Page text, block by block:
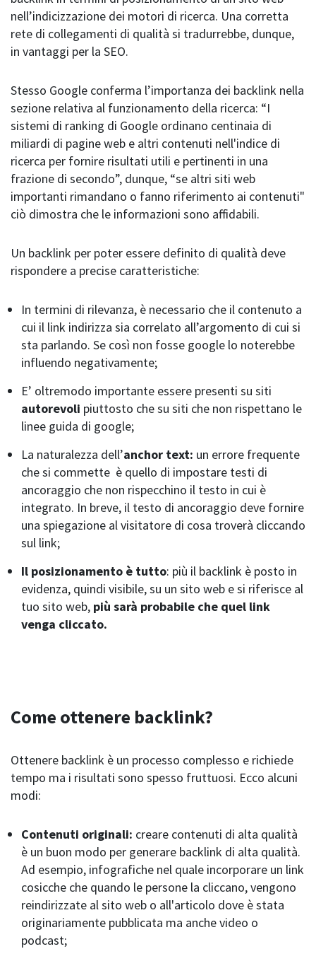
nell’indicizzazione dei motori di ricerca. Una corretta
rete di collegamenti di qualità si tradurrebbe, dunque,
in vantaggi per la SEO.
Stesso Google conferma l’importanza dei backlink nella
sezione relativa al funzionamento della ricerca: “I
sistemi di ranking di Google ordinano centinaia di
miliardi di pagine web e altri contenuti nell'indice di
ricerca per fornire risultati utili e pertinenti in una
frazione di secondo”, dunque, “se altri siti web
importanti rimandano o fanno riferimento ai contenuti"
ciò dimostra che le informazioni sono affidabili.
Un backlink per poter essere definito di qualità deve
rispondere a precise caratteristiche:
In termini di rilevanza, è necessario che il contenuto a
cui il link indirizza sia correlato all’argomento di cui si
sta parlando. Se così non fosse google lo noterebbe
influendo negativamente;
E’ oltremodo importante essere presenti su siti
autorevoli piuttosto che su siti che non rispettano le
linee guida di google;
La naturalezza dell’anchor text: un errore frequente
che si commette è quello di impostare testi di
ancoraggio che non rispecchino il testo in cui è
integrato. In breve, il testo di ancoraggio deve fornire
una spiegazione al visitatore di cosa troverà cliccando
sul link;
Il posizionamento è tutto: più il backlink è posto in
evidenza, quindi visibile, su un sito web e si riferisce al
tuo sito web, più sarà probabile che quel link
venga cliccato.
Come ottenere backlink?
Ottenere backlink è un processo complesso e richiede
tempo ma i risultati sono spesso fruttuosi. Ecco alcuni
modi:
Contenuti originali: creare contenuti di alta qualità
è un buon modo per generare backlink di alta qualità.
Ad esempio, infografiche nel quale incorporare un link
cosicche che quando le persone la cliccano, vengono
reindirizzate al sito web o all'articolo dove è stata
originariamente pubblicata ma anche video o
podcast;